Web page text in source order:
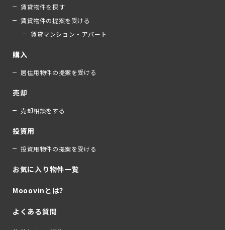
賃貸物件を探す
賃貸物件の提案を受ける
賃貸マンション・アパート
購入
居住用物件の提案を受ける
売却
売却相談をする
投資用
投資用物件の提案を受ける
お気に入り物件一覧
Mooovinとは？
よくある質問